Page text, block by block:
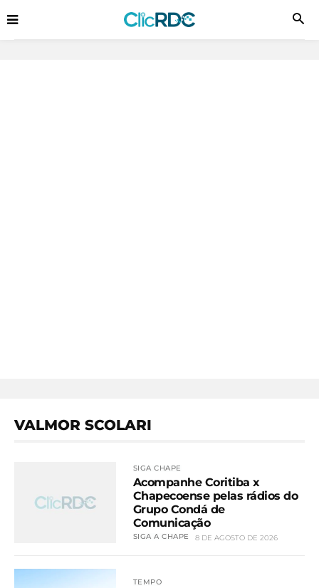
VALMOR SCOLARI
SIGA CHAPE
Acompanhe Coritiba x
Chapecoense pelas rádios do
Grupo Condá de
Comunicação
SIGA A CHAPE 8 DE AGOSTO DE 2026
TEMPO